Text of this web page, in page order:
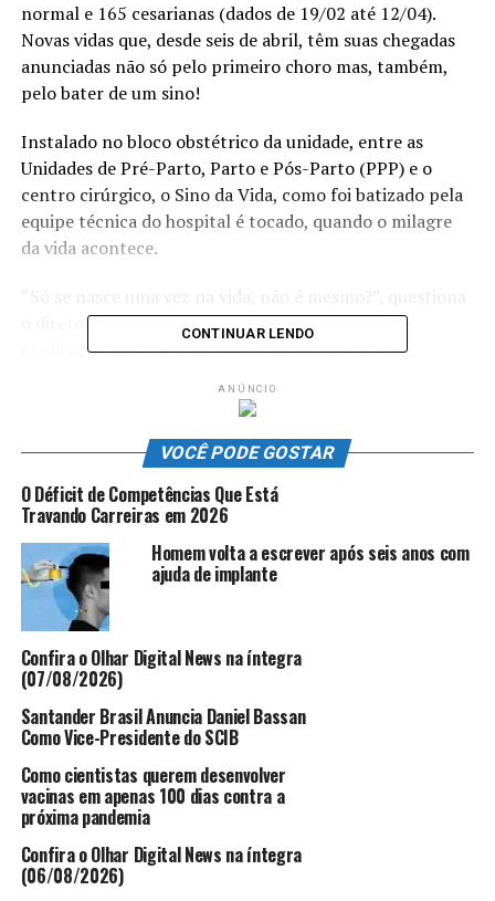
normal e 165 cesarianas (dados de 19/02 até 12/04).
Novas vidas que, desde seis de abril, têm suas chegadas
anunciadas não só pelo primeiro choro mas, também,
pelo bater de um sino!
Instalado no bloco obstétrico da unidade, entre as
Unidades de Pré-Parto, Parto e Pós-Parto (PPP) e o
centro cirúrgico, o Sino da Vida, como foi batizado pela
equipe técnica do hospital é tocado, quando o milagre
da vida acontece.
o diretor técnico do HMMI, Eduardo Pereira, que
explica: “Assim que o bebê vem ao mundo, algum
amando. O anúncio de um nascimento feito pelo pai,
nascimento”, arremata.
A implantação do serviço de ouvidoria é outra novidade,
no Materno Infantil. Nos 10 primeiros dias, 30
pacientes, ou seus familiares, já deixaram, por escrito,
comentários positivos sobre os serviços prestados. Na
verdade, apenas uma sugestão. Os demais formulários
são todos recheados com muitos elogios.
ANÚNCIO
“Elogio toda a equipe do hospital, que me atenderam
CONTINUAR LENDO
ANÚNCIO
VOCÊ PODE GOSTAR
O Déficit de Competências Que Está
Travando Carreiras em 2026
Homem volta a escrever após seis anos com
ajuda de implante
Confira o Olhar Digital News na íntegra
(07/08/2026)
Santander Brasil Anuncia Daniel Bassan
Como Vice-Presidente do SCIB
Como cientistas querem desenvolver
vacinas em apenas 100 dias contra a
próxima pandemia
Confira o Olhar Digital News na íntegra
(06/08/2026)